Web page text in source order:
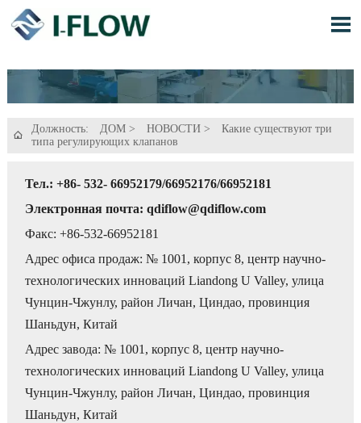


Должность: ДОМ> НОВОСТИ>
Какие существуют три
типа регулирующих клапанов
Тел.: +86- 532- 66952179/66952176/66952181
Электронная почта: qdiflow@qdiflow.com
Факс: +86-532-66952181
Адрес офиса продаж: № 1001, корпус 8, центр научно-
технологических инноваций Liandong U Valley, улица
Чунцин-Чжунлу, район Личан, Циндао, провинция
Шаньдун, Китай
Адрес завода: № 1001, корпус 8, центр научно-
технологических инноваций Liandong U Valley, улица
Чунцин-Чжунлу, район Личан, Циндао, провинция
Шаньдун, Китай